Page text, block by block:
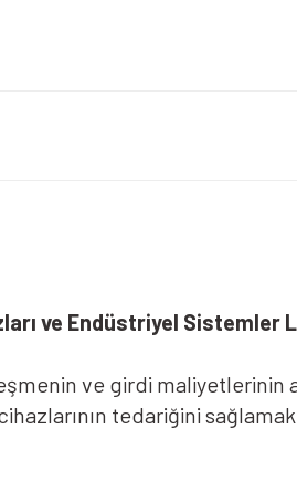
bulunuyor.
ve Endüstriyel Sistemler
ve girdi
tedariğini
Sanayileşmenin